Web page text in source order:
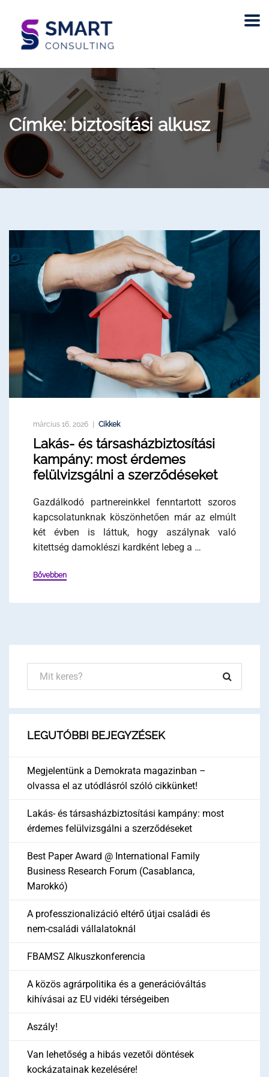
Címke: biztosítási alkusz
március 16, 2026 Cikkek
Lakás- és társasházbiztosítási
kampány: most érdemes
felülvizsgálni a szerződéseket
Gazdálkodó partnereinkkel fenntartott szoros
kapcsolatunknak köszönhetően már az elmúlt
két évben is láttuk, hogy aszálynak való
kitettség damoklészi kardként lebeg a …
Bővebben
LEGUTÓBBI BEJEGYZÉSEK
Megjelentünk a Demokrata magazinban –
olvassa el az utódlásról szóló cikkünket!
Lakás- és társasházbiztosítási kampány: most
érdemes felülvizsgálni a szerződéseket
Best Paper Award @ International Family
Business Research Forum (Casablanca,
Marokkó)
A professzionalizáció eltérő útjai családi és
nem-családi vállalatoknál
FBAMSZ Alkuszkonferencia
A közös agrárpolitika és a generációváltás
kihívásai az EU vidéki térségeiben
Aszály!
Van lehetőség a hibás vezetői döntések
kockázatainak kezelésére!